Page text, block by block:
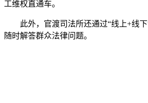
工维权直通车。
此外，官渡司法所还通过“线上+线
随时解答群众法律问题。